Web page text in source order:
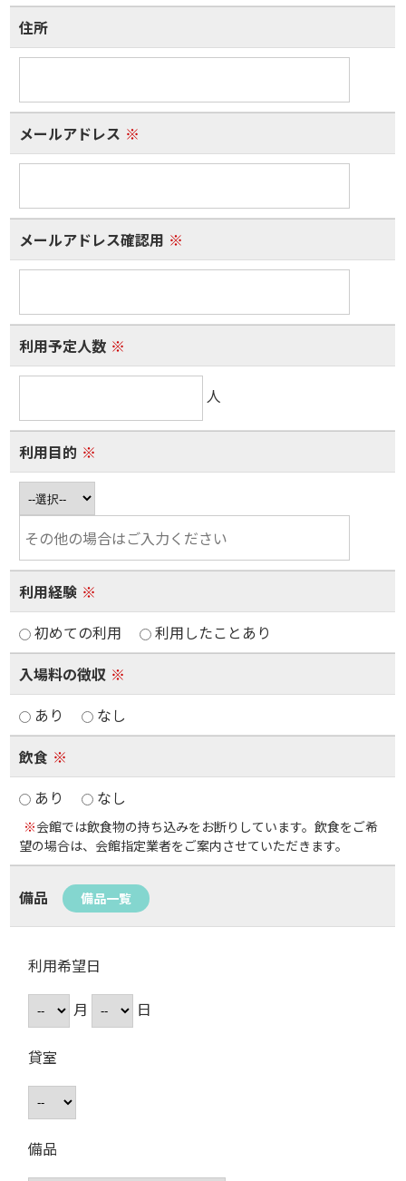
住所
メールアドレス ※
メールアドレス確認用 ※
利用予定人数 ※
人
利用目的 ※
利用経験 ※
初めての利用
利用したことあり
入場料の徴収 ※
あり
なし
飲食 ※
あり
なし
※会館では飲食物の持ち込みをお断りしています。飲食をご希
望の場合は、会館指定業者をご案内させていただきます。
備品 備品一覧
利用希望日
月
日
貸室
備品